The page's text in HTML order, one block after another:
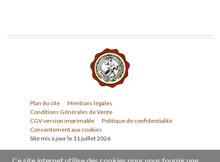
Plan du site
Mentions légales
Conditions Générales de Vente
CGV version imprimable
Politique de confidentialité
Consentement aux cookies
Site mis à jour le 11 juillet 2026